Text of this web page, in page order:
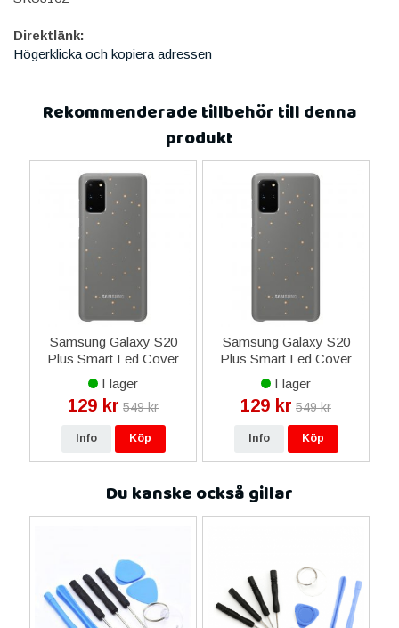
Direktlänk:
Högerklicka och kopiera adressen
Rekommenderade tillbehör till denna
produkt
Samsung Galaxy S20
Plus Smart Led Cover
Skal - Grå
I lager
129 kr 549 kr
Info Köp
Samsung Galaxy S20
Plus Smart Led Cover
Skal - Grå
I lager
129 kr 549 kr
Info Köp
Du kanske också gillar